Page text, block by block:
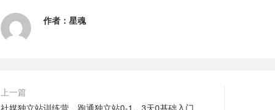
作者： 星魂
上一篇
社媒独立站训练营，跑通独立站0-1，3天0基础入门